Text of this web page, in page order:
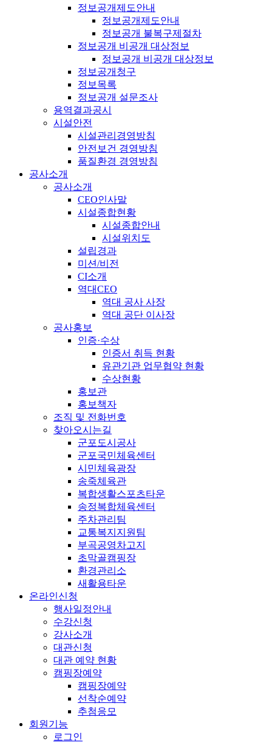
정보공개제도안내
정보공개제도안내
정보공개 불복구제절차
정보공개 비공개 대상정보
정보공개 비공개 대상정보
정보공개청구
정보목록
정보공개 설문조사
용역결과공시
시설안전
시설관리경영방침
안전보건 경영방침
품질환경 경영방침
공사소개
공사소개
CEO인사말
시설종합현황
시설종합안내
시설위치도
설립경과
미션/비전
CI소개
역대CEO
역대 공사 사장
역대 공단 이사장
공사홍보
인증·수상
인증서 취득 현황
유관기관 업무협약 현황
수상현황
홍보관
홍보책자
조직 및 전화번호
찾아오시는길
군포도시공사
군포국민체육센터
시민체육광장
송죽체육관
복합생활스포츠타운
송정복합체육센터
주차관리팀
교통복지지원팀
부곡공영차고지
초막골캠핑장
환경관리소
새활용타운
온라인신청
행사일정안내
수강신청
강사소개
대관신청
대관 예약 현황
캠핑장예약
캠핑장예약
선착순예약
추첨응모
회원기능
로그인